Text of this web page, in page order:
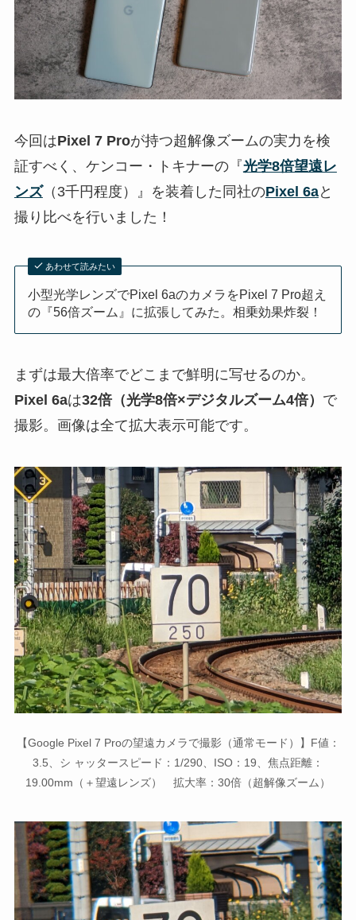
今回はPixel 7 Proが持つ超解像ズームの実力を検
証すべく、ケンコー・トキナーの『光学8倍望遠レ
ンズ（3千円程度）』を装着した同社のPixel 6aと
撮り比べを行いました！
あわせて読みたい
小型光学レンズでPixel 6aのカメラをPixel 7 Pro超え
の『56倍ズーム』に拡張してみた。相乗効果炸裂！
まずは最大倍率でどこまで鮮明に写せるのか。
Pixel 6aは32倍（光学8倍×デジタルズーム4倍） で
撮影。画像は全て拡大表示可能です。
【Google Pixel 7 Proの望遠カメラで撮影（通常モード）】F値：
3.5、シ ャッタースピード：1/290、ISO：19、焦点距離：
19.00mm（＋望遠レンズ） 拡大率：30倍（超解像ズーム）